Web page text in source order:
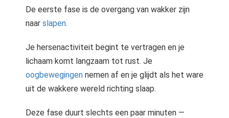
De eerste fase is de overgang van wakker zijn
naar slapen.
Je hersenactiviteit begint te vertragen en je
lichaam komt langzaam tot rust. Je
oogbewegingen nemen af en je glijdt als het ware
uit de wakkere wereld richting slaap.
Deze fase duurt slechts een paar minuten —